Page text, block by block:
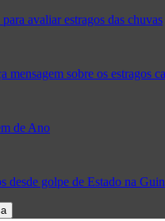
avaliar estragos das chuvas
mensagem sobre os estragos
de Ano
desde golpe de Estado na